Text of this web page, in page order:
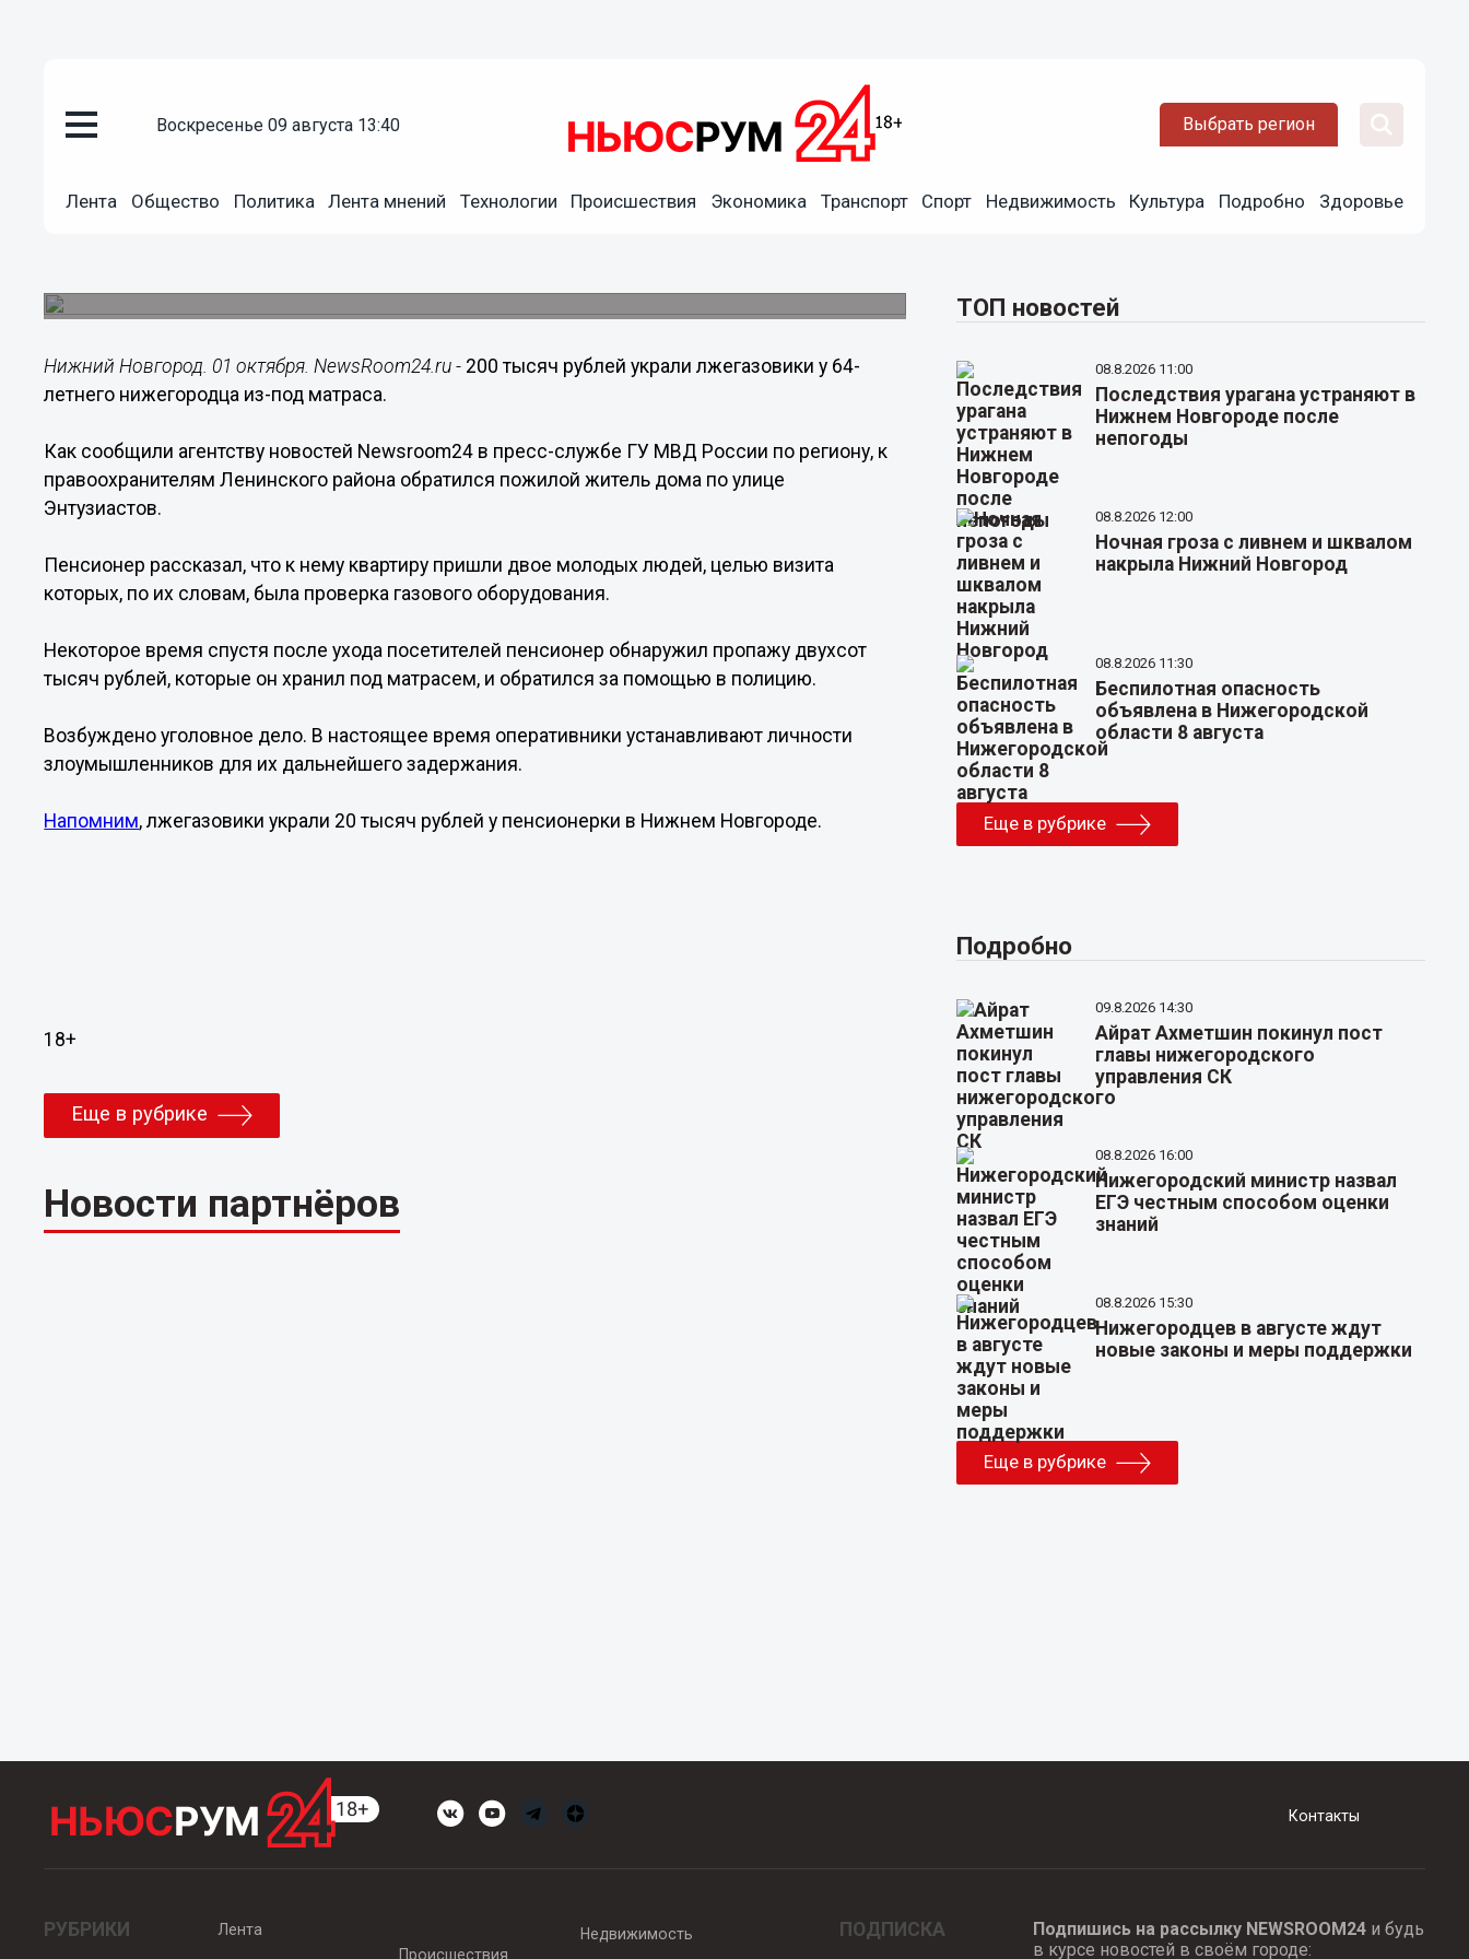
воскресенье 09 августа 13:40 Выбрать регион
Лента Общество Политика Лента мнений Технологии Происшествия Экономика Транспорт Спорт Недвижимость Культура Подробно Здоровье
Лжегазовики украли 200 тысяч рублей у 64-летнего
Нижний Новгород. 01 октября. NewsRoom24.ru - 200 тысяч рублей украли лжегазовики у 64-
летнего нижегородца из-под матраса.
Как сообщили агентству новостей Newsroom24 в пресс-службе ГУ МВД России по региону, к
правоохранителям Ленинского района обратился пожилой житель дома по улице
Энтузиастов.
Пенсионер рассказал, что к нему квартиру пришли двое молодых людей, целью визита
которых, по их словам, была проверка газового оборудования.
Некоторое время спустя после ухода посетителей пенсионер обнаружил пропажу двухсот
тысяч рублей, которые он хранил под матрасем, и обратился за помощью в полицию.
Возбуждено уголовное дело. В настоящее время оперативники устанавливают личности
злоумышленников для их дальнейшего задержания.
Напомним, лжегазовики украли 20 тысяч рублей у пенсионерки в Нижнем Новгороде.
18+
Еще в рубрике
Новости партнёров
ТОП новостей
08.8.2026 11:00
Последствия урагана устраняют в
Нижнем Новгороде после
непогоды
08.8.2026 12:00
Ночная гроза с ливнем и шквалом
накрыла Нижний Новгород
08.8.2026 11:30
Беспилотная опасность
объявлена в Нижегородской
области 8 августа
Еще в рубрике
Подробно
09.8.2026 14:30
Айрат Ахметшин покинул пост
главы нижегородского
управления СК
08.8.2026 16:00
Нижегородский министр назвал
ЕГЭ честным способом оценки
знаний
08.8.2026 15:30
Нижегородцев в августе ждут
новые законы и меры поддержки
Еще в рубрике
Контакты
РУБРИКИ
Лента
Происшествия
Недвижимость ПОДПИСКА Подпишись на рассылку NEWSROOM24и будь
в курсе новостей в своём городе: